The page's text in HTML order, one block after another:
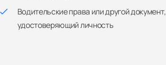
Водительские права или другой документ,
удостоверяющий личность